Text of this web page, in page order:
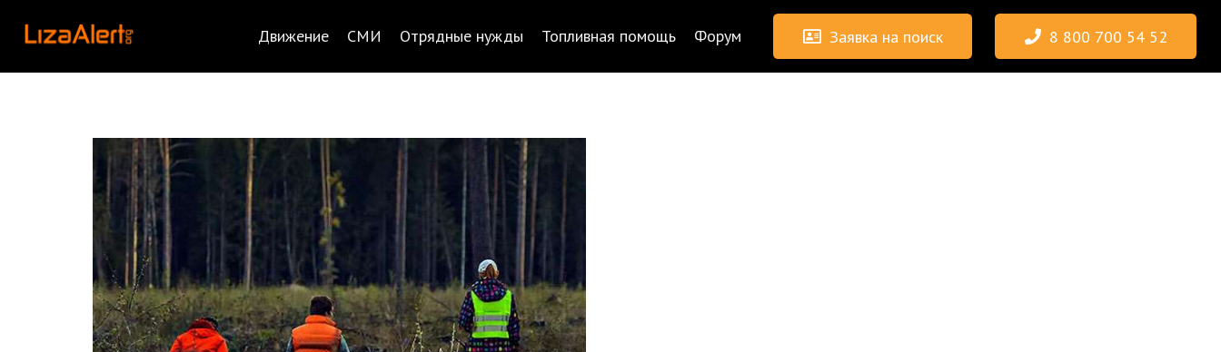
Движение СМИ Отрядные нужды Топливная помощь Форум Заявка на поиск 8 800 700 54 52